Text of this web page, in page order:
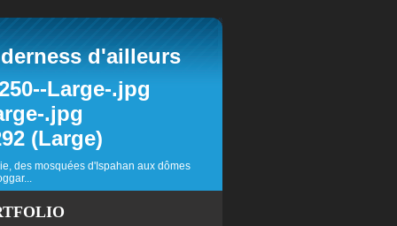
d'ailleurs
des mosquées d'Ispahan aux dômes